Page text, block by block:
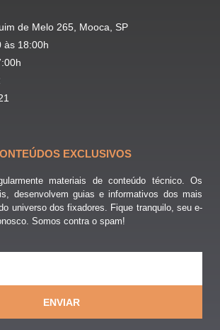
de Melo 265, Mooca, SP
às 18:00h
EXCLUSIVOS
materiais de conteúdo técnico. Os
desenvolvem guias e informativos dos mais
universo dos fixadores. Fique tranquilo, seu e-
Somos contra o spam!
ENVIAR